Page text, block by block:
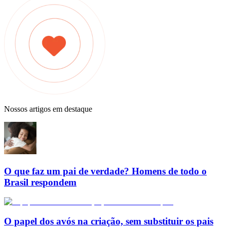
Nossos artigos em destaque
O que faz um pai de verdade? Homens de todo o
Brasil respondem
O papel dos avós na criação, sem substituir os pais